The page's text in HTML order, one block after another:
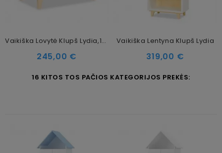
Vaikiška Lovytė Klupš Lydia,120x60 Cm
Kaina
245,00 €
Vaikiška Lentyna Klupš Lydia
Kaina
319,00 €
16 KITOS TOS PAČIOS KATEGORIJOS PREKĖS: